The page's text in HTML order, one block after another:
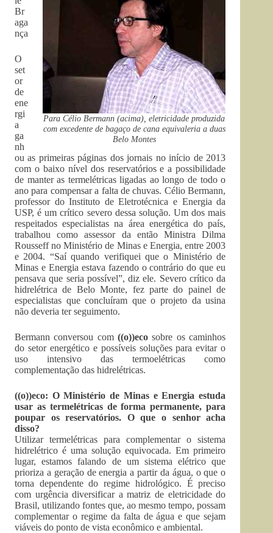
Para Célio Bermann (acima), eletricidade produzida
com excedente de bagaço de cana equivaleria a duas
Belo Montes
Br
aga
nça
O
set
or
de
ene
rgi
a
ga
nh
ou as primeiras páginas dos jornais no início de 2013
com o baixo nível dos reservatórios e a possibilidade
de manter as termelétricas ligadas ao longo de todo o
ano para compensar a falta de chuvas. Célio Bermann,
professor do Instituto de Eletrotécnica e Energia da
USP, é um crítico severo dessa solução. Um dos mais
respeitados especialistas na área energética do país,
trabalhou como assessor da então Ministra Dilma
Rousseff no Ministério de Minas e Energia, entre 2003
e 2004. “Saí quando verifiquei que o Ministério de
Minas e Energia estava fazendo o contrário do que eu
pensava que seria possível”, diz ele. Severo crítico da
hidrelétrica de Belo Monte, fez parte do painel de
especialistas que concluíram que o projeto da usina
não deveria ter seguimento.
Bermann conversou com((o))eco sobre os caminhos
do setor energético e possíveis soluções para evitar o
uso intensivo das termoelétricas como
complementação das hidrelétricas.
((o))eco: O Ministério de Minas e Energia estuda
usar as termelétricas de forma permanente, para
poupar os reservatórios. O que o senhor acha
disso?
Utilizar termelétricas para complementar o sistema
hidrelétrico é uma solução equivocada. Em primeiro
lugar, estamos falando de um sistema elétrico que
prioriza a geração de energia a partir da água, o que o
torna dependente do regime hidrológico. É preciso
com urgência diversificar a matriz de eletricidade do
Brasil, utilizando fontes que, ao mesmo tempo, possam
complementar o regime da falta de água e que sejam
viáveis do ponto de vista econômico e ambiental.